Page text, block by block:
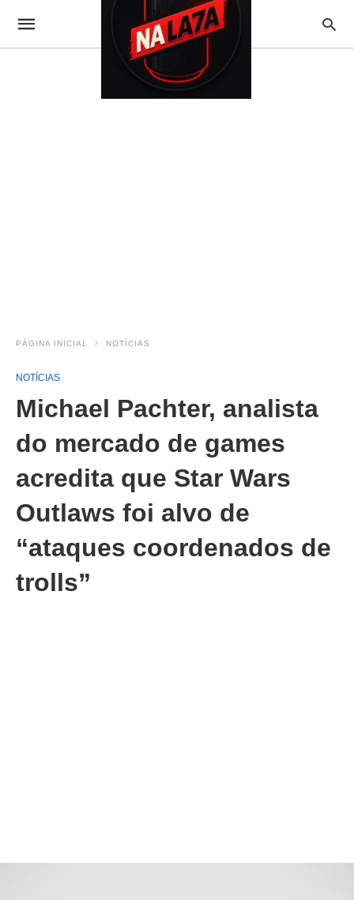
PÁGINA INICIAL NOTÍCIAS
NOTÍCIAS
Michael Pachter, analista
do mercado de games
acredita que Star Wars
Outlaws foi alvo de
“ataques coordenados de
trolls”